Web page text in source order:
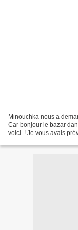
Minouchka nous a
Car bonjour le bazar
voici..! Je vous avais